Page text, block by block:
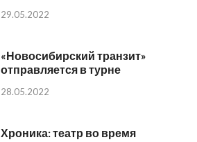
29.05.2022
«Новосибирский транзит»
отправляется в турне
28.05.2022
Хроника: театр во время